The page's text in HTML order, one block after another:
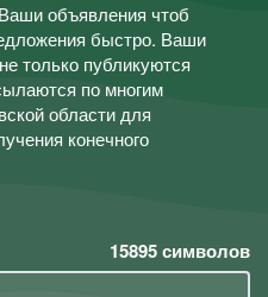
объявления чтоб
быстро. Ваши
только публикуются
по многим
области для
конечного
15895символов